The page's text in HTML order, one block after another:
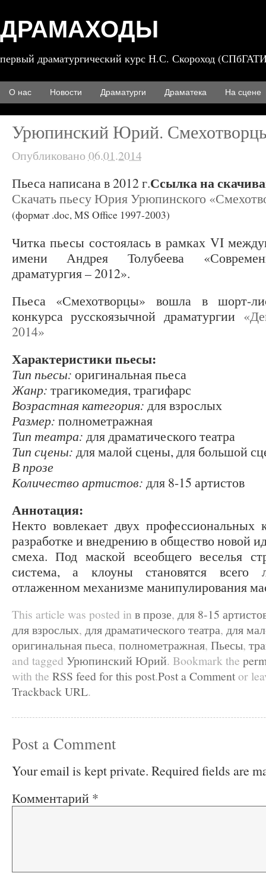
ДРАМАХОДЫ
первый драматургический курс Н.С. Скороход
О нас Новости Драматурги Драматека На сцене
Урюпинский Юрий.
Опубликовано 06.01.2014
Пьеса написана в 2012 г.Ссылка на
Скачать пьесу Юрия Урюпинского
(формат .doc, MS Office 1997-2003)
Читка пьесы состоялась в рамках VI
имени Андрея Толубеева
драматургия – 2012».
Пьеса «Смехотворцы» вошла в шорт-
конкурса русскоязычной драматургии
2014»
Характеристики пьесы:
Тип пьесы: оригинальная пьеса
Жанр: трагикомедия, трагифарс
Возрастная категория: для взрослых
Размер: полнометражная
Тип театра: для драматического театра
Тип сцены: для малой сцены, для большой
В прозе
Количество артистов: для 8-15 артистов
Аннотация:
Некто вовлекает двух профессиональных
разработке и внедрению в общество новой
смеха. Под маской всеобщего веселья
система, а клоуны становятся
отлаженном механизме манипулирования
This article was posted in в прозе, для 8-15
для взрослых, для драматического театра, для
оригинальная пьеса, полнометражная, Пьесы,
and tagged Урюпинский Юрий. Bookmark the
with the RSS feed for this post.Post a Commentor
Trackback URL.
Post a Comment
Your email is kept private. Required fields are
Комментарий *